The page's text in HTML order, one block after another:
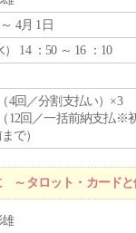
4月 1日
） 14 ：50 ～ 16 ：10
4回／分割支払い）×3
12回／一括前納支払※
で）
～タロット・カード